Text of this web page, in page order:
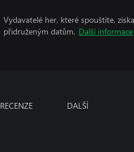
Vydavatelé her, které spouštíte,
přidruženým datům. Další informace
RECENZE DALŠÍ